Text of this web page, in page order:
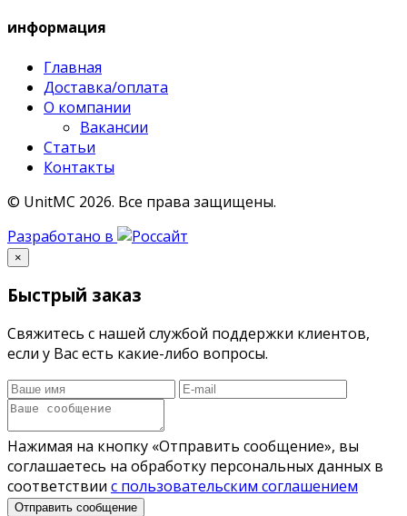
информация
Главная
Доставка/оплата
О компании
Вакансии
Статьи
Контакты
© UnitMC 2026. Все права защищены.
Разработано в
×
Быстрый заказ
Свяжитесь с нашей службой поддержки клиентов,
если у Вас есть какие-либо вопросы.
Нажимая на кнопку «Отправить сообщение», вы
соглашаетесь на обработку персональных данных в
соответствии с пользовательским соглашением
Отправить сообщение